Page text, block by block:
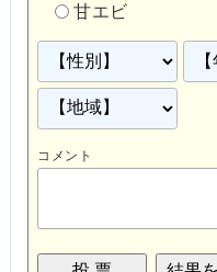
甘エビ
コメント